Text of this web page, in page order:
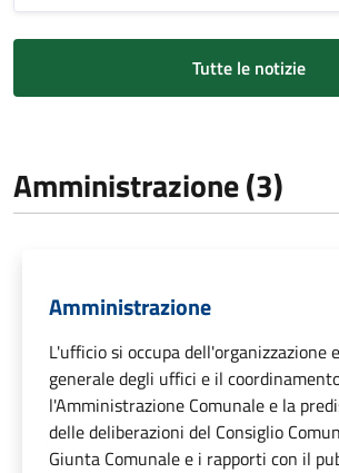
Tutte le notizie
Amministrazione (3)
Amministrazione
L'ufficio si occupa dell'organizzazione
generale degli uffici e il
l'Amministrazione Comunale e la
delle deliberazioni del Consiglio
Giunta Comunale e i rapporti con il